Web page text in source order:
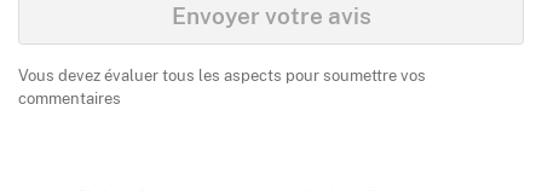
Envoyer votre avis
Vous devez évaluer tous les aspects pour soumettre vos
commentaires